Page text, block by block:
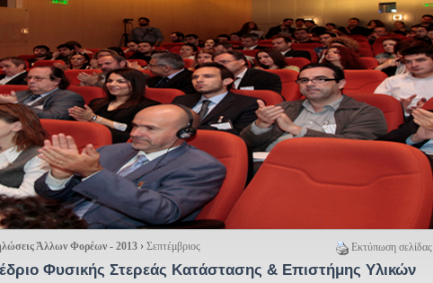
Εκτύπωση σελίδας
Άλλων Φορέων - 2013 › Σεπτέμβριος
Φυσικής Στερεάς Κατάστασης & Επιστήμης Υλικών